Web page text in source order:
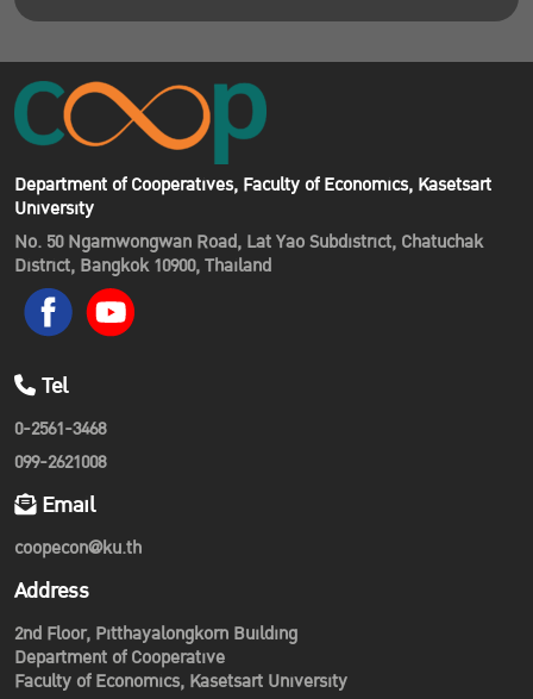
Department of Cooperatives, Faculty of Economics, Kasetsart
University
No. 50 Ngamwongwan Road, Lat Yao Subdistrict, Chatuchak
District, Bangkok 10900, Thailand
Tel
0-2561-3468
099-2621008
Email
coopecon@ku.th
Address
2nd Floor, Pitthayalongkorn Building
Department of Cooperative
Faculty of Economics, Kasetsart University